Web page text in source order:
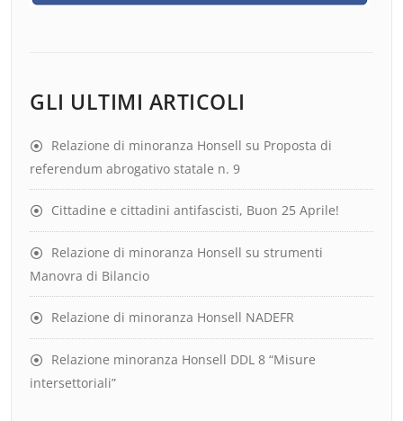
GLI ULTIMI ARTICOLI
Relazione di minoranza Honsell su Proposta di
referendum abrogativo statale n. 9
Cittadine e cittadini antifascisti, Buon 25 Aprile!
Relazione di minoranza Honsell su strumenti
Manovra di Bilancio
Relazione di minoranza Honsell NADEFR
Relazione minoranza Honsell DDL 8 “Misure
intersettoriali”